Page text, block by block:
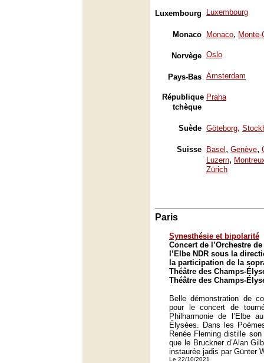
Luxembourg Luxembourg
Monaco Monaco, Monte-
Norvège Oslo
Pays-Bas Amsterdam
République
tchèque
Praha
Suède Göteborg,
Suisse Basel , Genève,
Luzern,
Zürich
Paris
Synesthésie et bipolarité
Concert de l’Orchestre
l’Elbe NDR sous la
la participation de la
Théâtre des Champs-
Théâtre des Champs-
Belle démonstration de
pour le concert de
Philharmonie de l’Elbe
Élysées. Dans les
Renée Fleming distille
que le Bruckner d’Alan
instaurée jadis par Günter
Le 22/10/2021